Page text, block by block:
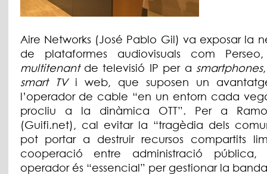
Aire Networks (José Pablo Gil) va exposar la
de plataformes audiovisuals com
multitenantde televisió IP per a smartphones
smart TVi web, que suposen un
l’operador de cable “en un entorn cada
procliu a la dinàmica OTT”. Per a
(Guifi.net), cal evitar la “tragèdia dels
pot portar a destruir recursos compartits
cooperació entre administració
operador és “essencial” per gestionar la